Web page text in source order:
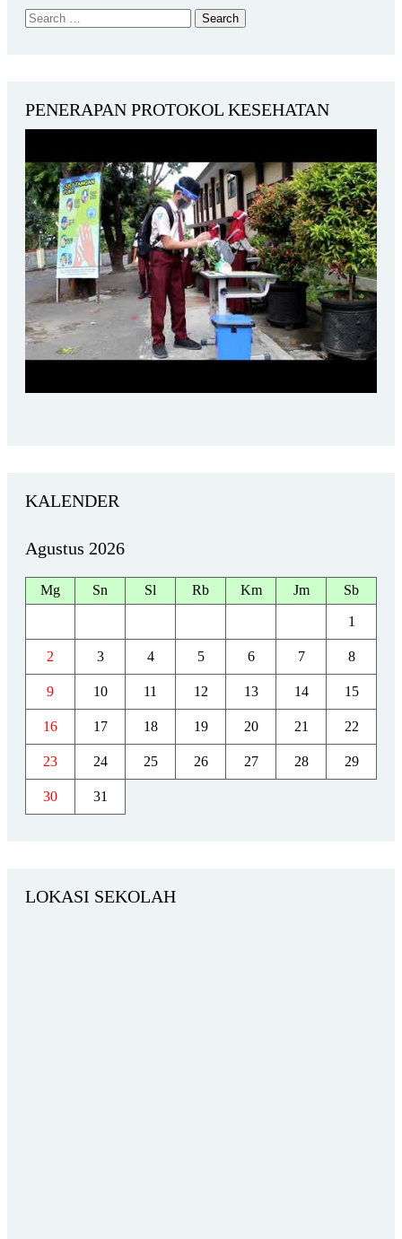
PENERAPAN PROTOKOL KESEHATAN
KALENDER
Agustus 2026
Mg Sn Sl Rb Km Jm Sb
1
2 3 4 5 6 7 8
9 10 11 12 13 14 15
16 17 18 19 20 21 22
23 24 25 26 27 28 29
30 31
LOKASI SEKOLAH